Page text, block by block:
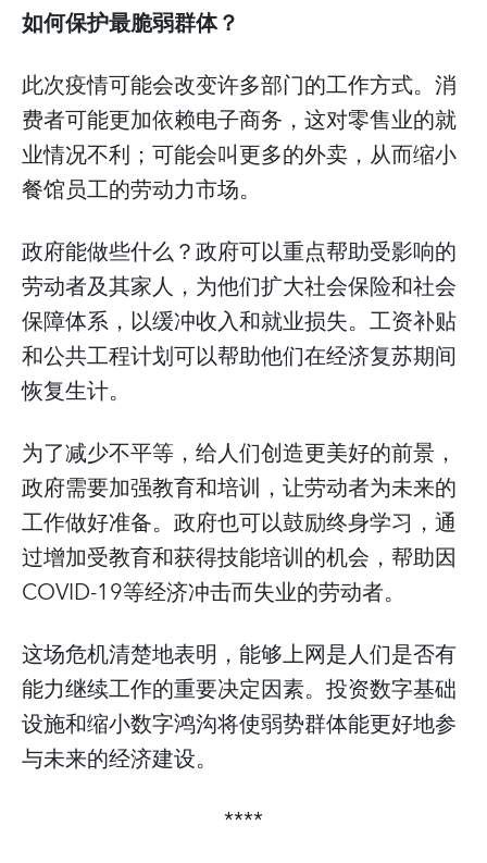
如何保护最脆弱群体？
此次疫情可能会改变许多部门的工作方式。消
费者可能更加依赖电子商务，这对零售业的就
业情况不利；可能会叫更多的外卖，从而缩小
餐馆员工的劳动力市场。
政府能做些什么？政府可以重点帮助受影响的
劳动者及其家人，为他们扩大社会保险和社会
保障体系，以缓冲收入和就业损失。工资补贴
和公共工程计划可以帮助他们在经济复苏期间
恢复生计。
为了减少不平等，给人们创造更美好的前景，
政府需要加强教育和培训，让劳动者为未来的
工作做好准备。政府也可以鼓励终身学习，通
过增加受教育和获得技能培训的机会，帮助因
COVID-19等经济冲击而失业的劳动者。
这场危机清楚地表明，能够上网是人们是否有
能力继续工作的重要决定因素。投资数字基础
设施和缩小数字鸿沟将使弱势群体能更好地参
与未来的经济建设。
****